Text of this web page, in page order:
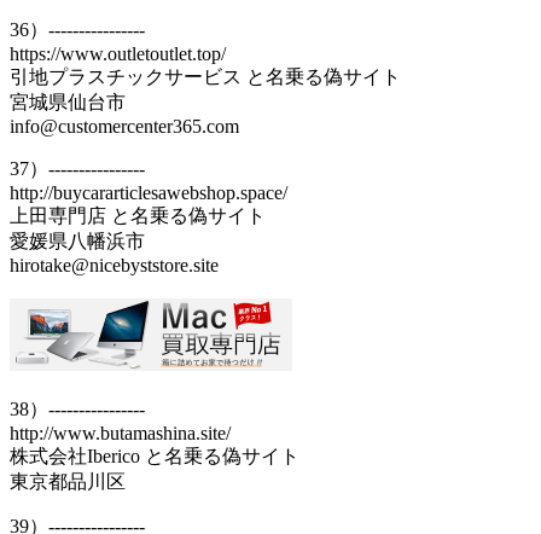
36）----------------
https://www.outletoutlet.top/
引地プラスチックサービス と名乗る偽サイト
宮城県仙台市
info@customercenter365.com
37）----------------
http://buycararticlesawebshop.space/
上田専門店 と名乗る偽サイト
愛媛県八幡浜市
hirotake@nicebyststore.site
38）----------------
http://www.butamashina.site/
株式会社Iberico と名乗る偽サイト
東京都品川区
39）----------------